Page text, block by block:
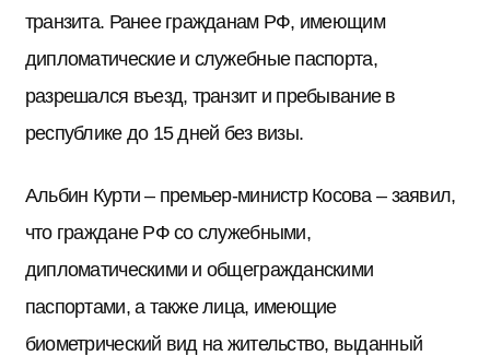
транзита. Ранее гражданам РФ, имеющим
дипломатические и служебные паспорта,
разрешался въезд, транзит и пребывание в
республике до 15 дней без визы.
Альбин Курти – премьер-министр Косова – заявил,
что граждане РФ со служебными,
дипломатическими и общегражданскими
паспортами, а также лица, имеющие
биометрический вид на жительство, выданный